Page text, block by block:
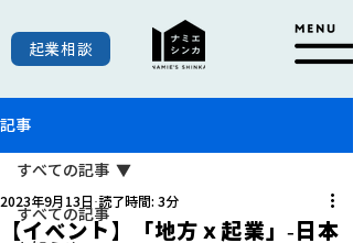
起業相談
記事
すべての記事
すべての記事
【イベント】「地方ｘ起業」-日本
2023年9月13日 読了時間: 3分